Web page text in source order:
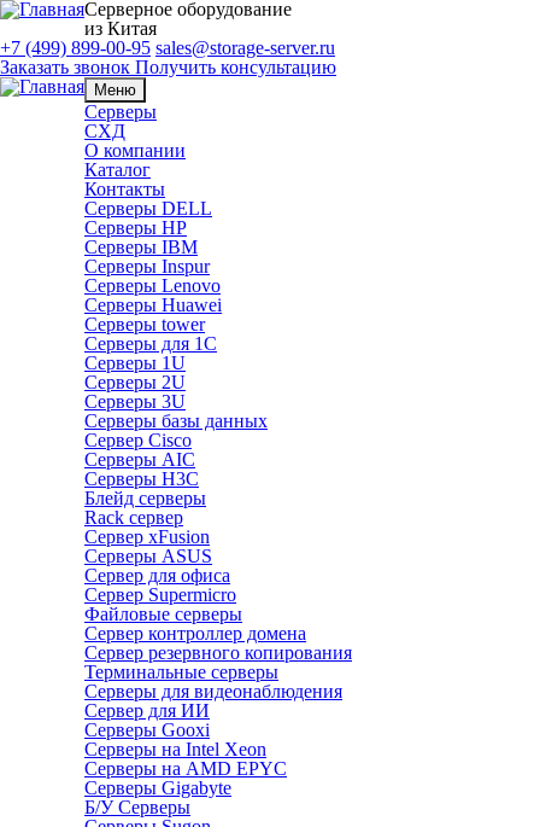
Серверное оборудование
из Китая
+7 (499) 899-00-95 sales@storage-server.ru
Заказать звонок Получить консультацию
Меню
Серверы
СХД
О компании
Каталог
Контакты
Серверы DELL
Серверы HP
Серверы IBM
Серверы Inspur
Серверы Lenovo
Серверы Huawei
Серверы tower
Серверы для 1C
Серверы 1U
Серверы 2U
Серверы 3U
Серверы базы данных
Сервер Cisco
Серверы AIC
Серверы H3C
Блейд серверы
Rack сервер
Сервер xFusion
Серверы ASUS
Сервер для офиса
Сервер Supermicro
Файловые серверы
Сервер контроллер домена
Сервер резервного копирования
Терминальные серверы
Серверы для видеонаблюдения
Сервер для ИИ
Серверы Gooxi
Серверы на Intel Xeon
Серверы на AMD EPYC
Серверы Gigabyte
Б/У Серверы